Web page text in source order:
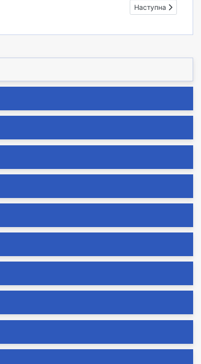
Наступна стаття:
Наступна